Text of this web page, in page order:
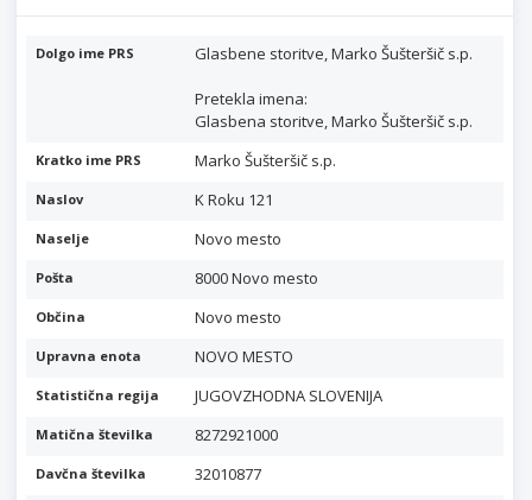
Dolgo ime PRS Glasbene storitve, Marko Šušteršič s.p.
Pretekla imena:
Glasbena storitve, Marko Šušteršič s.p.
Kratko ime PRS Marko Šušteršič s.p.
Naslov K Roku 121
Naselje Novo mesto
Pošta 8000 Novo mesto
Občina Novo mesto
Upravna enota NOVO MESTO
Statistična regija JUGOVZHODNA SLOVENIJA
Matična številka 8272921000
Davčna številka 32010877